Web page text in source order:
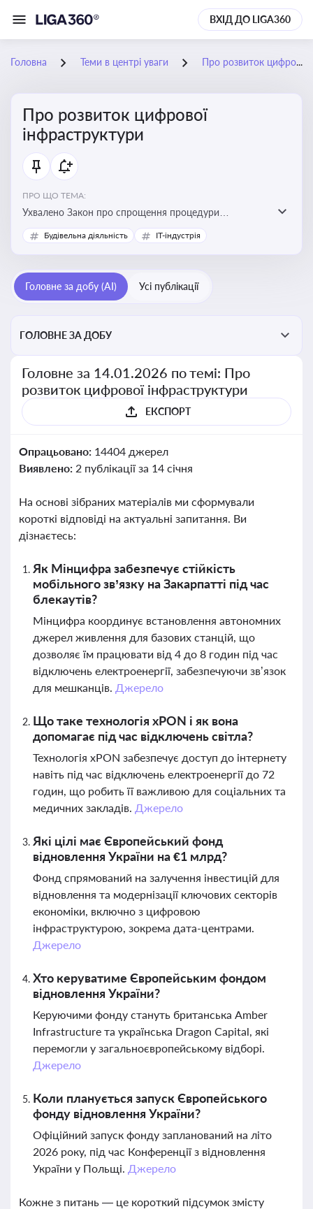
ВХІД ДО LIGA360
Головна Теми в центрі уваги Про розвиток цифрової інфраструктури
Про розвиток цифрової
інфраструктури
ПРО ЩО ТЕМА:
Ухвалено Закон про спрощення процедури
відведення земельних ділянок для розвитку цифрової
інфраструктури
Будівельна діяльність IT-індустрія
Головне за добу (AI) Усі публікації
ГОЛОВНЕ ЗА ДОБУ
Головне за 14.01.2026 по темі: Про
розвиток цифрової інфраструктури
ЕКСПОРТ
Опрацьовано: 14404 джерел
Виявлено: 2 публікації за 14 січня
На основі зібраних матеріалів ми сформували
короткі відповіді на актуальні запитання. Ви
дізнаєтесь:
Як Мінцифра забезпечує стійкість
мобільного зв’язку на Закарпатті під час
блекаутів?
Мінцифра координує встановлення автономних
джерел живлення для базових станцій, що
дозволяє їм працювати від 4 до 8 годин під час
відключень електроенергії, забезпечуючи зв’язок
для мешканців. Джерело
Що таке технологія xPON і як вона
допомагає під час відключень світла?
Технологія xPON забезпечує доступ до інтернету
навіть під час відключень електроенергії до 72
годин, що робить її важливою для соціальних та
медичних закладів. Джерело
Які цілі має Європейський фонд
відновлення України на €1 млрд?
Фонд спрямований на залучення інвестицій для
відновлення та модернізації ключових секторів
економіки, включно з цифровою
інфраструктурою, зокрема дата-центрами.
Джерело
Хто керуватиме Європейським фондом
відновлення України?
Керуючими фонду стануть британська Amber
Infrastructure та українська Dragon Capital, які
перемогли у загальноєвропейському відборі.
Джерело
Коли планується запуск Європейського
фонду відновлення України?
Офіційний запуск фонду запланований на літо
2026 року, під час Конференції з відновлення
України у Польщі. Джерело
Кожне з питань — це короткий підсумок змісту